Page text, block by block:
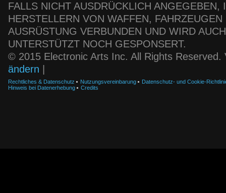
FALLS NICHT AUSDRÜCKLICH
HERSTELLERN VON WAFFEN,
AUSRÜSTUNG VERBUNDEN UND WIRD
UNTERSTÜTZT NOCH GESPONSERT.
© 2015 Electronic Arts Inc. All Rights
ändern
Rechtliches & Datenschutz Nutzungsvereinbarung
Datenschutz- und Cookie-
Hinweis bei Datenerhebung
Credits